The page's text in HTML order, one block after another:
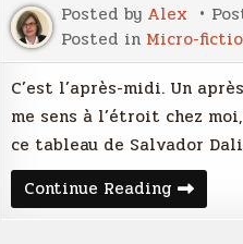
Posted by Alex
Posted in Micro-
C’est l’après-midi. Un
me sens à l’étroit chez
ce tableau de Salvador
Continue Reading Par
la